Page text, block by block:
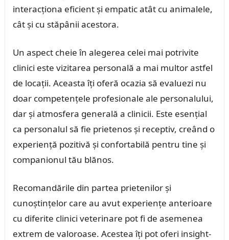
interacționa eficient și empatic atât cu animalele,
cât și cu stăpânii acestora.
Un aspect cheie în alegerea celei mai potrivite
clinici este vizitarea personală a mai multor astfel
de locații. Aceasta îți oferă ocazia să evaluezi nu
doar competențele profesionale ale personalului,
dar și atmosfera generală a clinicii. Este esențial
ca personalul să fie prietenos și receptiv, creând o
experiență pozitivă și confortabilă pentru tine și
companionul tău blănos.
Recomandările din partea prietenilor și
cunoștințelor care au avut experiențe anterioare
cu diferite clinici veterinare pot fi de asemenea
extrem de valoroase. Acestea îți pot oferi insight-